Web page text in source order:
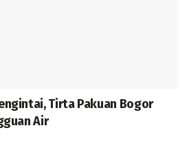
Tirta Pakuan Bogor
Air